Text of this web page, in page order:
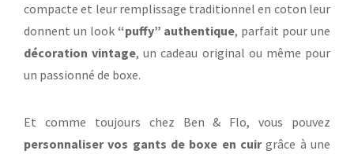
rappelle les vieux gants de boxe d’époque. Leur taille plus
compacte et leur remplissage traditionnel en coton leur
donnent un look“puffy” authentique, parfait pour une
décoration vintage, un cadeau original ou même pour
Et comme toujours chez Ben & Flo, vous pouvez